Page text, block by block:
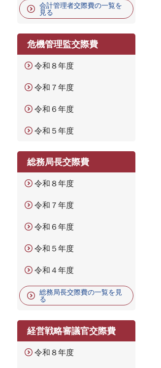
会計管理者交際費の一覧を
見る
危機管理監交際費
令和８年度
令和７年度
令和６年度
令和５年度
総務局長交際費
令和８年度
令和７年度
令和６年度
令和５年度
令和４年度
総務局長交際費の一覧を見
る
経営戦略審議官交際費
令和８年度